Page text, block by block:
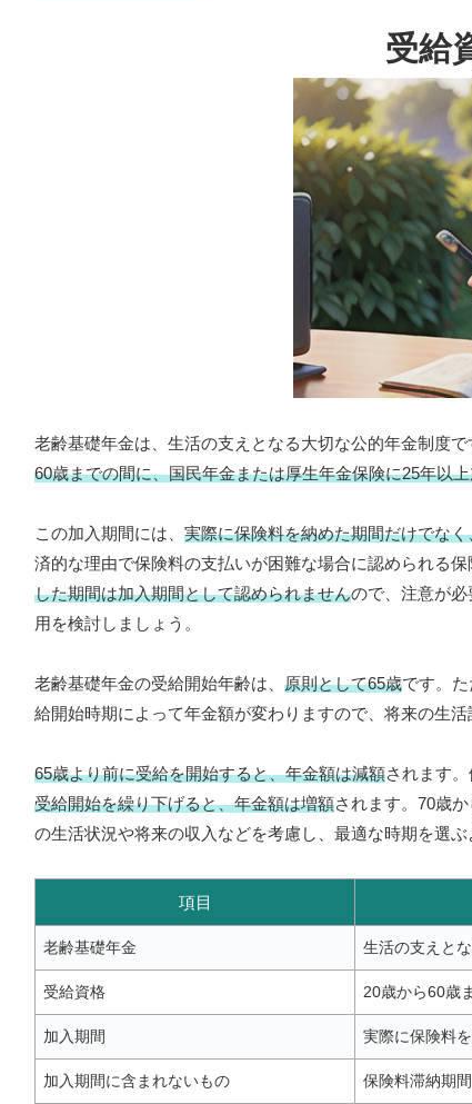
受給
老齢基礎年金は、生活の支えとなる大切な公的年金制度で
60歳までの間に、国民年金または厚生年金保険に25年以
この加入期間には、 実際に保険料を納めた期間だけでな
済的な理由で保険料の支払いが困難な場合に認められる
した期間は加入期間として認められませんので、注意が
用を検討しましょう。
老齢基礎年金の受給開始年齢は、 原則として65歳です。た
給開始時期によって年金額が変わりますので、将来の生
65歳より前に受給を開始すると、年金額は減額されます
受給開始を繰り下げると、年金額は増額されます。70歳
の生活状況や将来の収入などを考慮し、最適な時期を選ぶ
項目
老齢基礎年金 生活の支えと
受給資格 20歳から60歳
加入期間 実際に保険料
加入期間に含まれないもの 保険料滞納期間